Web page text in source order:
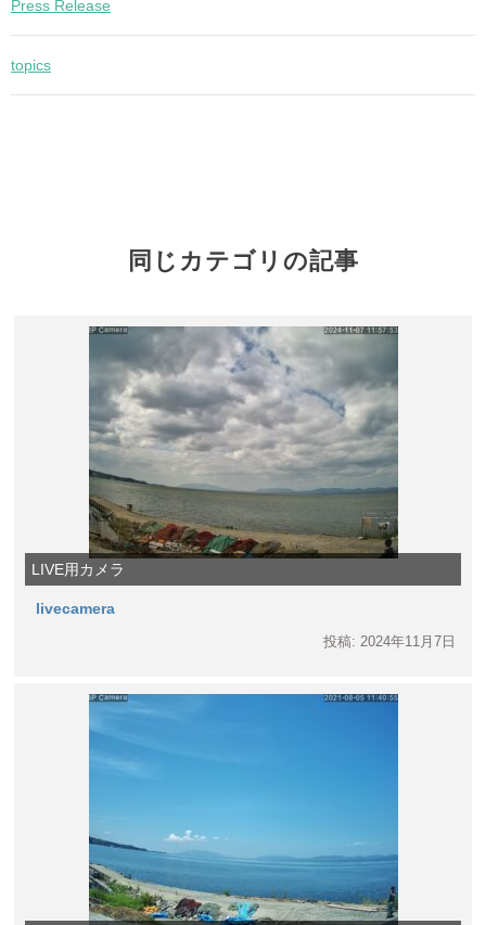
Press Release
topics
同じカテゴリの記事
LIVE用カメラ
livecamera
投稿: 2024年11月7日